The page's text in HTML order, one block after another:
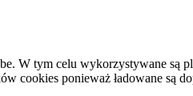
W tym celu wykorzystywane są
cookies ponieważ ładowane są